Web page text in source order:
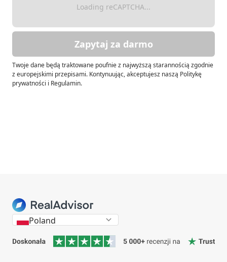
Loading reCAPTCHA...
Zapytaj za darmo
Twoje dane będą traktowane poufnie z najwyższą starannością zgodnie
z europejskimi przepisami. Kontynuując, akceptujesz naszą Politykę
prywatności i Regulamin.
Poland